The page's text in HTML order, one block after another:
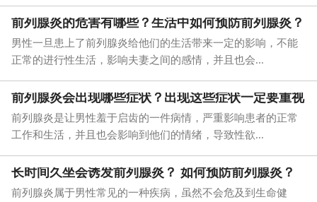
前列腺炎的危害有哪些？生活中如何预防前列腺炎？
男性一旦患上了前列腺炎给他们的生活带来一定的影响，不能
正常的进行性生活，影响夫妻之间的感情，并且也会...
前列腺炎会出现哪些症状？出现这些症状一定要重视
前列腺炎是让男性羞于启齿的一件病情，严重影响患者的正常
工作和生活，并且也会影响到他们的情绪，导致性欲...
长时间久坐会诱发前列腺炎？ 如何预防前列腺炎？
前列腺炎属于男性常见的一种疾病，虽然不会危及到生命健